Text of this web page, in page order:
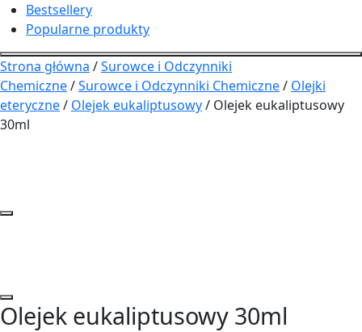
Bestsellery
Popularne produkty
Strona główna /Surowce i Odczynniki
Chemiczne/Surowce i Odczynniki Chemiczne/ Olejki
eteryczne/ Olejek eukaliptusowy/ Olejek eukaliptusowy
30ml
Olejek eukaliptusowy 30ml